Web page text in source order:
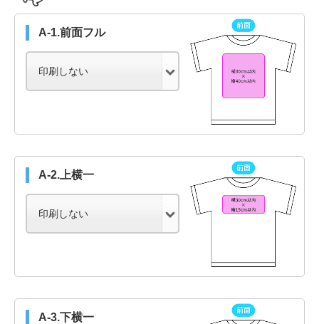
A-1.前面フル
A-2.上横一
A-3.下横一